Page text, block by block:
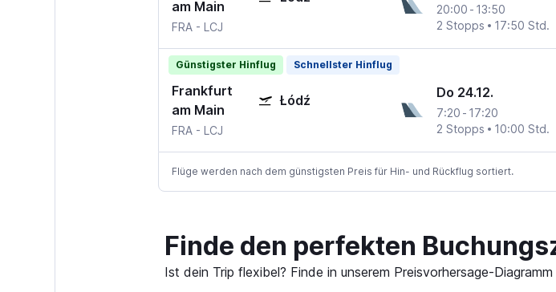
am Main
FRA- LCJ
20:00 - 13:50
2 Stopps
17:50 Std.
Günstigster Hinflug Schnellster Hinflug
Frankfurt
am Main
Łódź
FRA- LCJ
Do 24.12.
7:20 - 17:20
2 Stopps
10:00 Std.
Flüge werden nach dem günstigsten Preis für Hin- und Rückflug sortiert.
Finde den perfekten
Ist dein Trip flexibel? Finde in unserem Preisvorhersage-